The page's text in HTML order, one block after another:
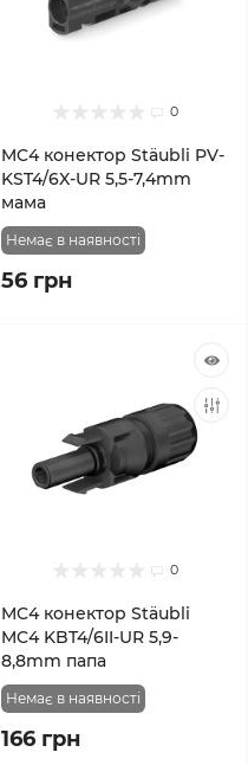
0
MC4 конектор Stäubli PV-
KST4/6X-UR 5,5-7,4mm
мама
Немає в наявності
56 грн
0
MC4 конектор Stäubli
MC4 KBT4/6II-UR 5,9-
8,8mm папа
Немає в наявності
166 грн